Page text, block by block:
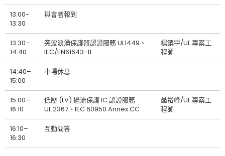
13:00-
13:30
與會者報到
13:30–
14:40
突波浪湧保護器認證服務 UL1449、
IEC/EN61643-11
楊鎮宇/UL 專案工
程師
14:40–
15:00
中場休息
15:00–
16:10
低壓 (LV) 過流保護 IC 認證服務
UL 2367、IEC 60950 Annex CC
聶裕峰/UL 專案工
程師
16:10–
16:30
互動問答